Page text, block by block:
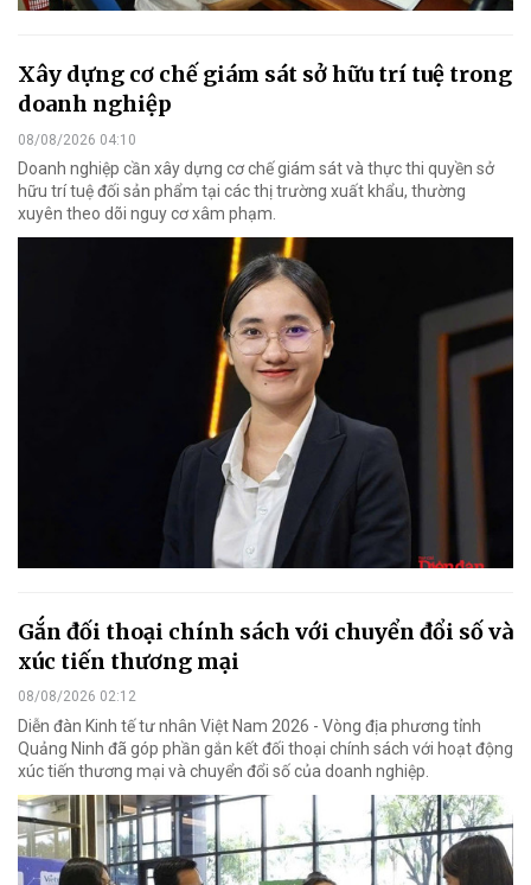
Xây dựng cơ chế giám sát sở hữu trí tuệ trong
doanh nghiệp
08/08/2026 04:10
Doanh nghiệp cần xây dựng cơ chế giám sát và thực thi quyền sở
hữu trí tuệ đối sản phẩm tại các thị trường xuất khẩu, thường
xuyên theo dõi nguy cơ xâm phạm.
Gắn đối thoại chính sách với chuyển đổi số và
xúc tiến thương mại
08/08/2026 02:12
Diễn đàn Kinh tế tư nhân Việt Nam 2026 - Vòng địa phương tỉnh
Quảng Ninh đã góp phần gắn kết đối thoại chính sách với hoạt động
xúc tiến thương mại và chuyển đổi số của doanh nghiệp.